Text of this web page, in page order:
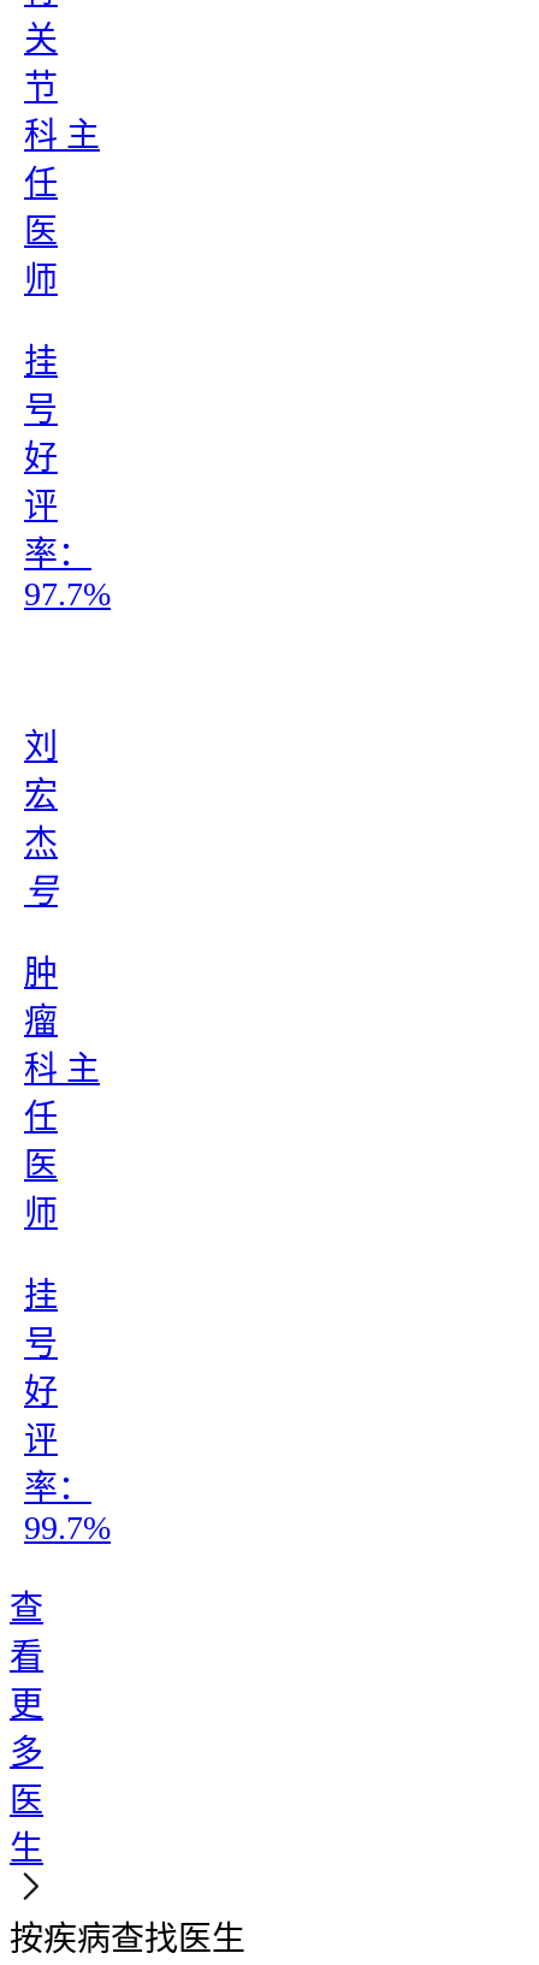
关
节
科 主
任
医
师
挂
号
好
评
率：
97.7%
刘
宏
杰
号
肿
瘤
科 主
任
医
师
挂
号
好
评
率：
99.7%
查
看
更
多
医
生
按疾病查找医生